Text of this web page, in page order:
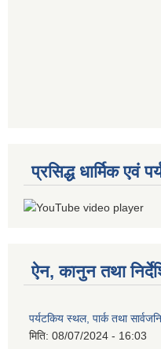
प्रसिद्ध धार्मिक एवं
ऐन, कानुन तथा
पर्यटकिय स्थल, पार्क तथा
मिति: 08/07/2024 - 16:03